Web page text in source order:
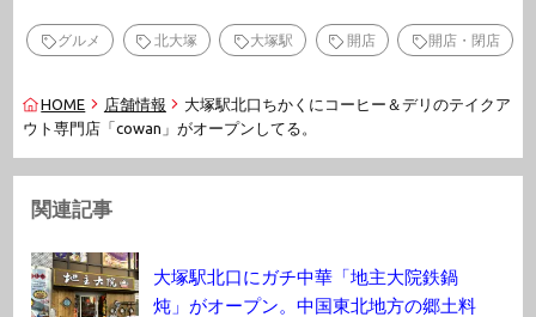
グルメ 北大塚 大塚駅 開店 開店・閉店
HOME 店舗情報
大塚駅北口ちかくにコーヒー＆デリのテイクア
ウト専門店⁡「cowan」がオープンしてる。
関連記事
大塚駅北口にガチ中華「地主大院鉄鍋
炖」がオープン。中国東北地方の郷土料